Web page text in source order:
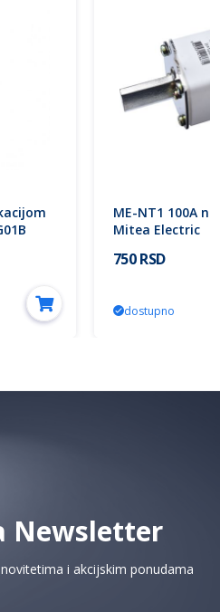
ME-NT1 100A
Mitea Electric
750 RSD
dostupno
Newsletter
i akcijskim ponudama